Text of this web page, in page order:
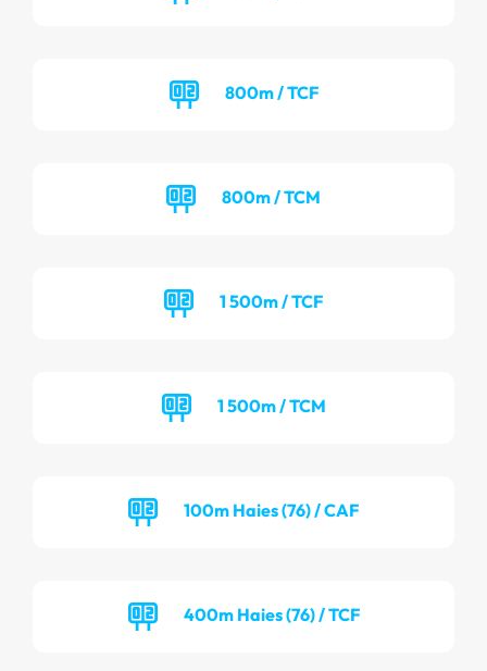
800m / TCF
800m / TCM
1 500m / TCF
1 500m / TCM
100m Haies (76) / CAF
400m Haies (76) / TCF